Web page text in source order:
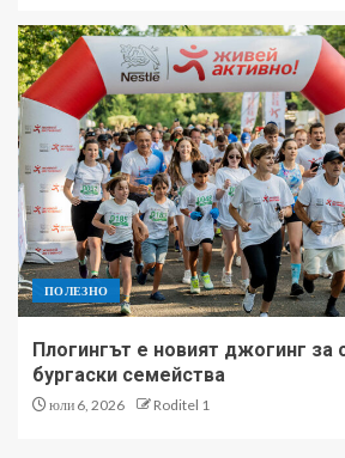
ПОЛЕЗНО
Плогингът е новият джогинг за
бургаски семейства
юли 6, 2026 Roditel 1